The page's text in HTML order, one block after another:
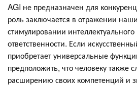
AGI не предназначен для
роль заключается в отражении
стимулировании
ответственности. Если
приобретает универсальные
предположить, что человеку также
расширению своих компетенций и